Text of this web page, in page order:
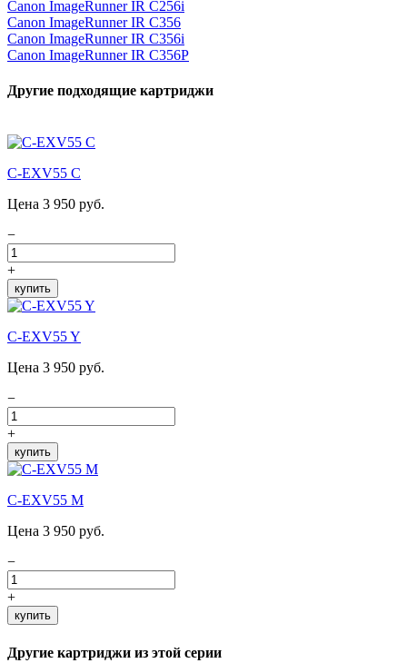
Canon ImageRunner IR C256i
Canon ImageRunner IR C356
Canon ImageRunner IR C356i
Canon ImageRunner IR C356P
Другие подходящие картриджи
C-EXV55 C
Цена 3 950 руб.
−
+
купить
C-EXV55 Y
Цена 3 950 руб.
−
+
купить
C-EXV55 M
Цена 3 950 руб.
−
+
купить
Другие картриджи из этой серии